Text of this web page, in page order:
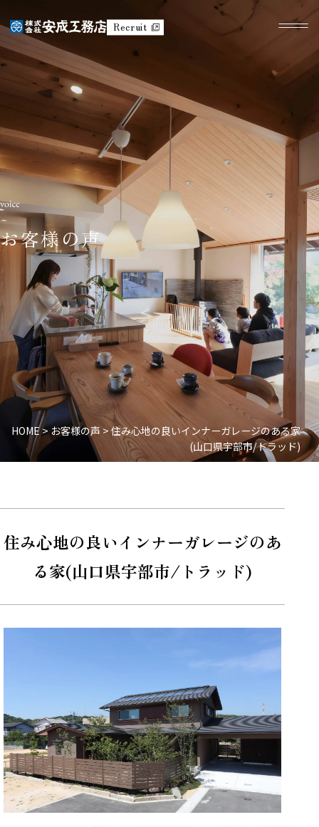
Recruit
お客様の声
HOME> お客様の声 >住み心地の良いインナーガレージのある家
(山口県宇部市/トラッド)
住み心地の良いインナーガレージのあ
る家(山口県宇部市/トラッド)